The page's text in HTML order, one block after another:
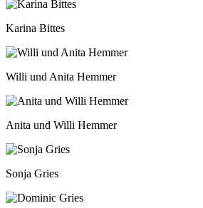
Karina Bittes
Willi und Anita Hemmer
Anita und Willi Hemmer
Sonja Gries